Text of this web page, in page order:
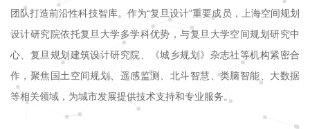
团队打造前沿性科技智库。作为“复旦设计”重要成员，上海空间规划
设计研究院依托复旦大学多学科优势，与复旦大学空间规划研究中
心、复旦规划建筑设计研究院、《城乡规划》杂志社等机构紧密合
作，聚焦国土空间规划、遥感监测、北斗智慧、类脑智能、大数据
等相关领域，为城市发展提供技术支持和专业服务。